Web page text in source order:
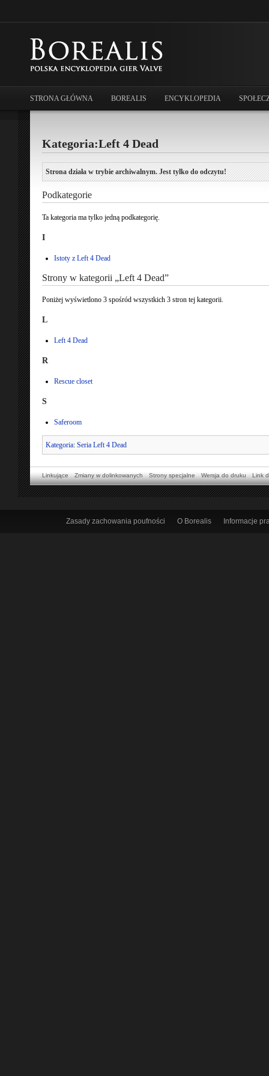
STRONA GŁÓWNA BOREALIS ENCYKLOPEDIA
Kategoria:Left 4 Dead
Strona działa w trybie archiwalnym. Jest tylko do odczytu!
Podkategorie
Ta kategoria ma tylko jedną podkategorię.
I
Istoty z Left 4 Dead
Strony w kategorii „Left 4 Dead”
Poniżej wyświetlono 3 spośród wszystkich 3 stron tej kategorii.
L
Left 4 Dead
R
Rescue closet
S
Saferoom
Kategoria: Seria Left 4 Dead
Linkujące Zmiany w dolinkowanych Strony specjalne Wersja do druku Link
Zasady zachowania poufności O Borealis Informacje